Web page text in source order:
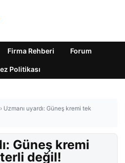
Firma Rehberi Forum
Politikası
› Uzmanı uyardı: Güneş kremi tek
Güneş kremi
değil!